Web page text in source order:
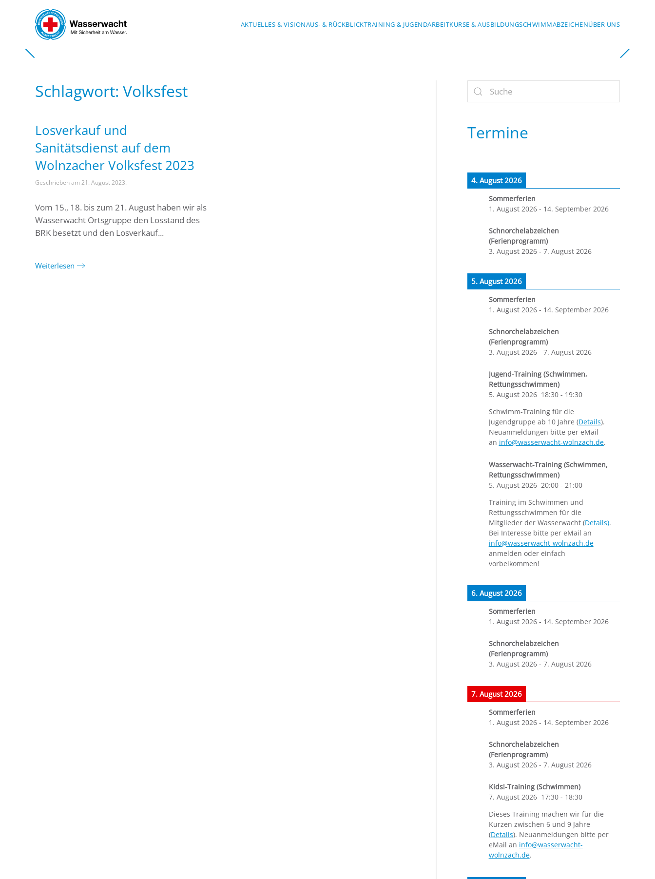
Skip to main content AKTUELLES & VISIONAUS- & RÜCKBLICKTRAINING & JUGENDARBEITKURSE & AUSBILDUNGSCHWIMMABZEICHENÜBER UNS
Schlagwort: Volksfest
Losverkauf und
Sanitätsdienst auf dem
Wolnzacher Volksfest 2023
Geschrieben am 21. August 2023.
Vom 15., 18. bis zum 21. August haben wir als
Wasserwacht Ortsgruppe den Losstand des
BRK besetzt und den Losverkauf...
Weiterlesen
Termine
4. August 2026
Sommerferien
1. August 2026- 14. September 2026
Schnorchelabzeichen
(Ferienprogramm)
3. August 2026- 7. August 2026
5. August 2026
Sommerferien
1. August 2026- 14. September 2026
Schnorchelabzeichen
(Ferienprogramm)
3. August 2026- 7. August 2026
Jugend-Training (Schwimmen,
Rettungsschwimmen)
5. August 2026 18:30- 19:30
Schwimm-Training für die
Jugendgruppe ab 10 Jahre (Details).
Neuanmeldungen bitte per eMail
an info@wasserwacht-wolnzach.de.
Wasserwacht-Training (Schwimmen,
Rettungsschwimmen)
5. August 2026 20:00- 21:00
Training im Schwimmen und
Rettungsschwimmen für die
Mitglieder der Wasserwacht (Details).
Bei Interesse bitte per eMail an
info@wasserwacht-wolnzach.de
anmelden oder einfach
vorbeikommen!
6. August 2026
Sommerferien
1. August 2026- 14. September 2026
Schnorchelabzeichen
(Ferienprogramm)
3. August 2026- 7. August 2026
7. August 2026
Sommerferien
1. August 2026- 14. September 2026
Schnorchelabzeichen
(Ferienprogramm)
3. August 2026- 7. August 2026
Kids!-Training (Schwimmen)
7. August 2026 17:30- 18:30
Dieses Training machen wir für die
Kurzen zwischen 6 und 9 Jahre
(Details). Neuanmeldungen bitte per
eMail an info@wasserwacht-
wolnzach.de.